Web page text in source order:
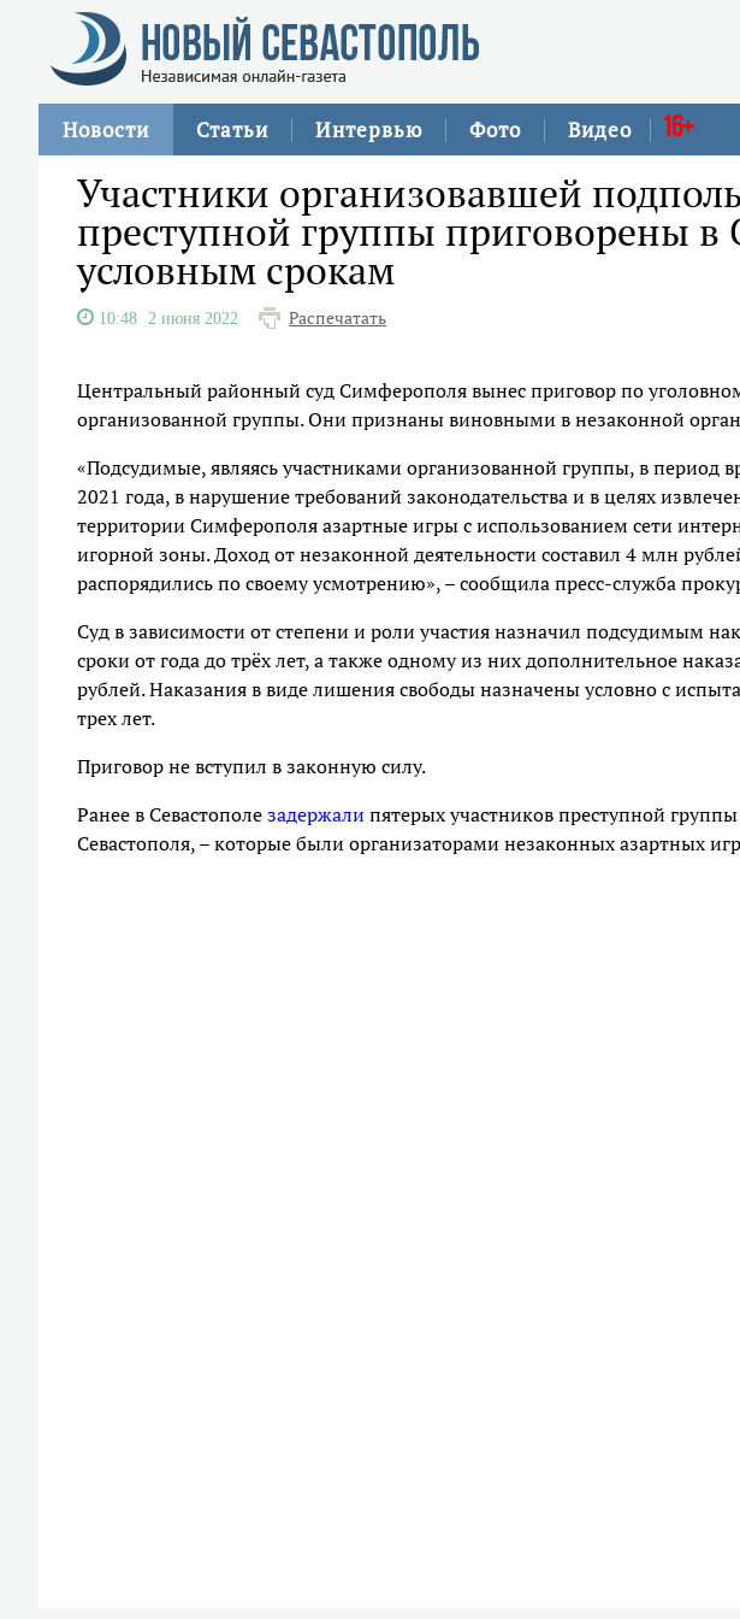
Новости Статьи Интервью Фото Видео 16+
Участники организовавшей
преступной группы приговорены
условным срокам
10:48 2 июня 2022 Распечатать
Центральный районный суд Симферополя вынес приговор по
организованной группы. Они признаны виновными в незаконной
«Подсудимые, являясь участниками организованной группы, в период
2021 года, в нарушение требований законодательства и в целях
территории Симферополя азартные игры с использованием сети
игорной зоны. Доход от незаконной деятельности составил 4 млн
распорядились по своему усмотрению», – сообщила пресс-служба
Суд в зависимости от степени и роли участия назначил подсудимым
сроки от года до трёх лет, а также одному из них дополнительное
рублей. Наказания в виде лишения свободы назначены условно с
трех лет.
Приговор не вступил в законную силу.
Ранее в Севастополезадержали пятерых участников преступной
Севастополя, – которые были организаторами незаконных азартных